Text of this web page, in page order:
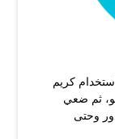
كريم
ثم ضعي
وحتى